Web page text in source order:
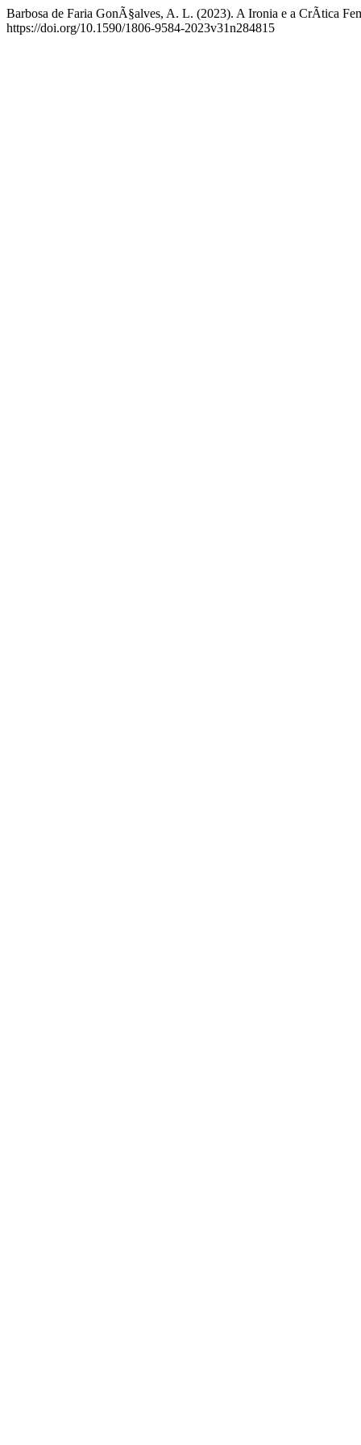
Barbosa de Faria GonÃ§alves, A. L. (2023). A Ironia e a CrÃ­tica
https://doi.org/10.1590/1806-9584-2023v31n284815